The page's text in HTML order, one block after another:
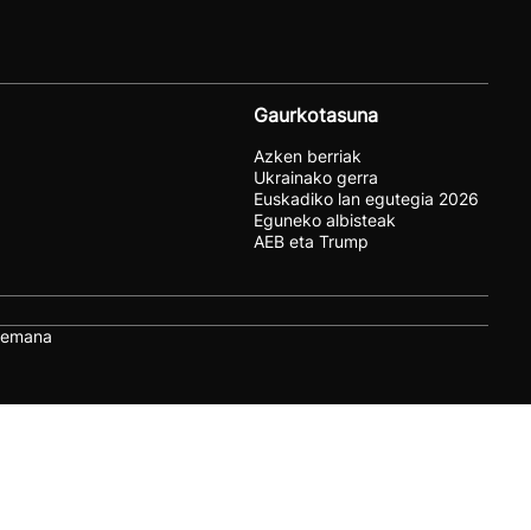
Gaurkotasuna
Azken berriak
Ukrainako gerra
Euskadiko lan egutegia 2026
Eguneko albisteak
AEB eta Trump